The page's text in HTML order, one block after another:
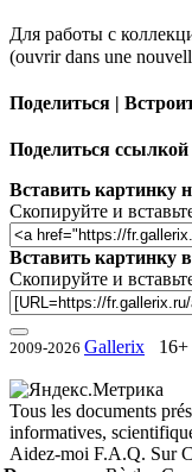
Для работы с
(ouvrir dans une
Поделиться |
Поделиться ссылкой
Вставить картинку
Скопируйте и
Вставить картинку
Скопируйте и
2009-2026 Gallerix 16+
Tous les documents
informatives,
Aidez-moi F.A.Q. Sur